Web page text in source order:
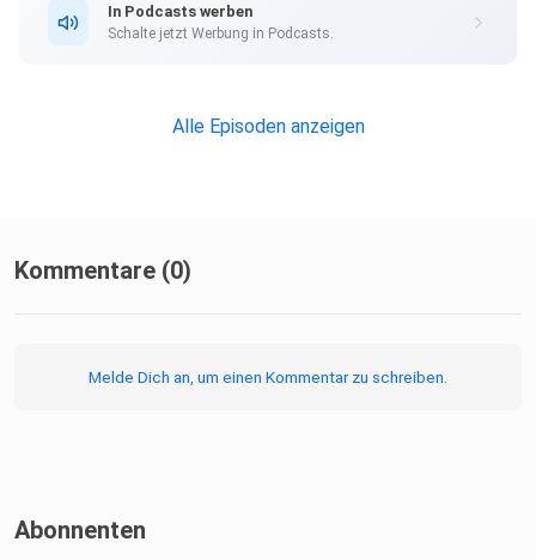
In Podcasts werben
Schalte jetzt Werbung in Podcasts.
Alle Episoden anzeigen
Kommentare (0)
Melde Dich an, um einen Kommentar zu schreiben.
Abonnenten